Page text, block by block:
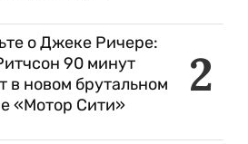
2
о Джеке Ричере:
90 минут
в новом брутальном
«Мотор Сити»